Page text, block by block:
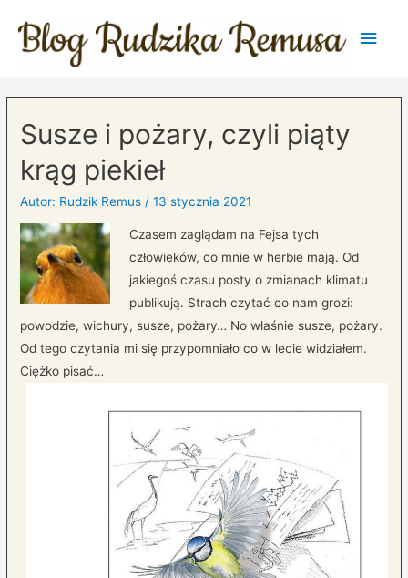
Main
Susze i pożary, czyli piąty
krąg piekieł
Autor: Rudzik Remus /13 stycznia 2021
Czasem zaglądam na Fejsa tych
człowieków, co mnie w herbie mają. Od
jakiegoś czasu posty o zmianach klimatu
publikują. Strach czytać co nam grozi:
powodzie, wichury, susze, pożary… No właśnie susze, pożary.
Od tego czytania mi się przypomniało co w lecie widziałem.
Ciężko pisać…